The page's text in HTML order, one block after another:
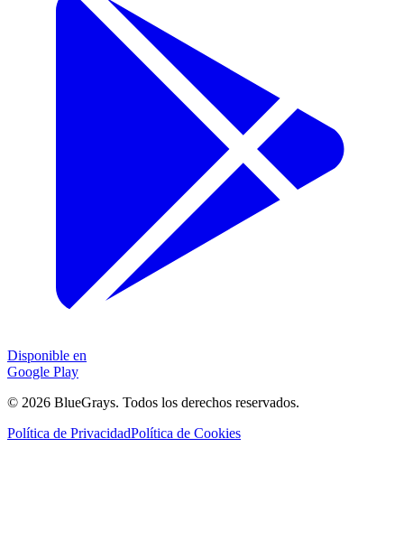
Disponible en
Google Play
© 2026 BlueGrays. Todos los derechos reservados.
Política de PrivacidadPolítica de Cookies